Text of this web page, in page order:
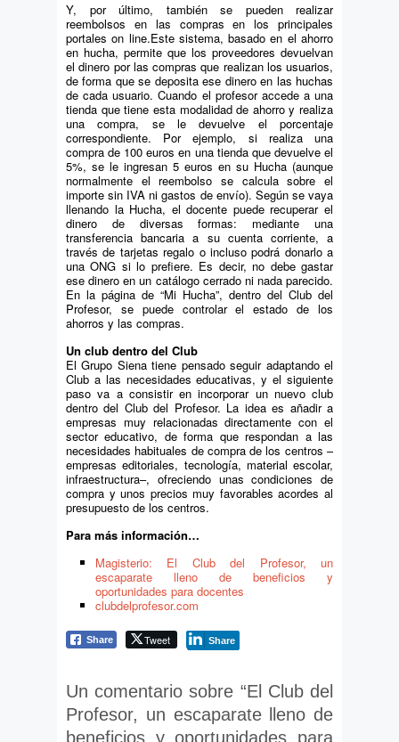
Y, por último, también se pueden realizar
reembolsos en las compras en los principales
portales on line.Este sistema, basado en el ahorro
en hucha, permite que los proveedores devuelvan
el dinero por las compras que realizan los usuarios,
de forma que se deposita ese dinero en las huchas
de cada usuario. Cuando el profesor accede a una
tienda que tiene esta modalidad de ahorro y realiza
una compra, se le devuelve el porcentaje
correspondiente. Por ejemplo, si realiza una
compra de 100 euros en una tienda que devuelve el
5%, se le ingresan 5 euros en su Hucha (aunque
normalmente el reembolso se calcula sobre el
importe sin IVA ni gastos de envío). Según se vaya
llenando la Hucha, el docente puede recuperar el
dinero de diversas formas: mediante una
transferencia bancaria a su cuenta corriente, a
través de tarjetas regalo o incluso podrá donarlo a
una ONG si lo prefiere. Es decir, no debe gastar
ese dinero en un catálogo cerrado ni nada parecido.
En la página de “Mi Hucha”, dentro del Club del
Profesor, se puede controlar el estado de los
ahorros y las compras.
Un club dentro del Club
El Grupo Siena tiene pensado seguir adaptando el
Club a las necesidades educativas, y el siguiente
paso va a consistir en incorporar un nuevo club
dentro del Club del Profesor. La idea es añadir a
empresas muy relacionadas directamente con el
sector educativo, de forma que respondan a las
necesidades habituales de compra de los centros –
empresas editoriales, tecnología, material escolar,
infraestructura–, ofreciendo unas condiciones de
compra y unos precios muy favorables acordes al
presupuesto de los centros.
Para más información…
Magisterio: El Club del Profesor, un
escaparate lleno de beneficios y
oportunidades para docentes
clubdelprofesor.com
Share Tweet Share
Un comentario sobre “El Club del
Profesor, un escaparate lleno de
beneficios y oportunidades para